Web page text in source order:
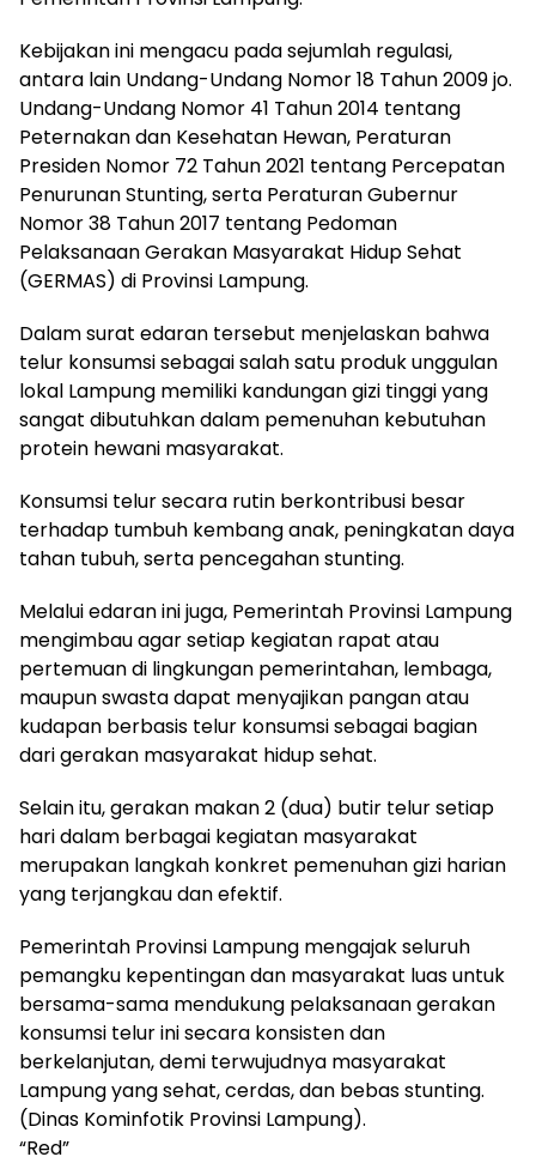
Kebijakan ini mengacu pada sejumlah regulasi,
antara lain Undang-Undang Nomor 18 Tahun 2009 jo.
Undang-Undang Nomor 41 Tahun 2014 tentang
Peternakan dan Kesehatan Hewan, Peraturan
Presiden Nomor 72 Tahun 2021 tentang Percepatan
Penurunan Stunting, serta Peraturan Gubernur
Nomor 38 Tahun 2017 tentang Pedoman
Pelaksanaan Gerakan Masyarakat Hidup Sehat
(GERMAS) di Provinsi Lampung.
Dalam surat edaran tersebut menjelaskan bahwa
telur konsumsi sebagai salah satu produk unggulan
lokal Lampung memiliki kandungan gizi tinggi yang
sangat dibutuhkan dalam pemenuhan kebutuhan
protein hewani masyarakat.
Konsumsi telur secara rutin berkontribusi besar
terhadap tumbuh kembang anak, peningkatan daya
tahan tubuh, serta pencegahan stunting.
Melalui edaran ini juga, Pemerintah Provinsi Lampung
mengimbau agar setiap kegiatan rapat atau
pertemuan di lingkungan pemerintahan, lembaga,
maupun swasta dapat menyajikan pangan atau
kudapan berbasis telur konsumsi sebagai bagian
dari gerakan masyarakat hidup sehat.
Selain itu, gerakan makan 2 (dua) butir telur setiap
hari dalam berbagai kegiatan masyarakat
merupakan langkah konkret pemenuhan gizi harian
yang terjangkau dan efektif.
Pemerintah Provinsi Lampung mengajak seluruh
pemangku kepentingan dan masyarakat luas untuk
bersama-sama mendukung pelaksanaan gerakan
konsumsi telur ini secara konsisten dan
berkelanjutan, demi terwujudnya masyarakat
Lampung yang sehat, cerdas, dan bebas stunting.
(Dinas Kominfotik Provinsi Lampung).
“Red”